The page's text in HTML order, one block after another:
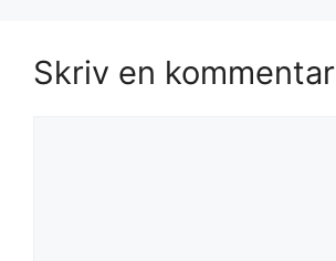
Skriv en kommentar